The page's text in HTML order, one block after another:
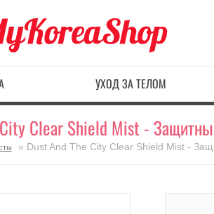
УХОД ЗА ТЕЛОМ
Clear Shield Mist -
» Dust And The City Clear Shield Mist -